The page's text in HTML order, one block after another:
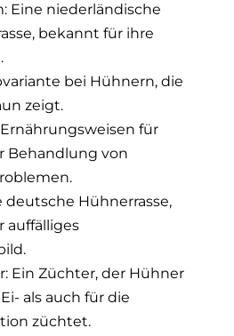
Eine niederländische
bekannt für ihre
bei Hühnern, die
zeigt.
für
Behandlung von
deutsche Hühnerrasse,
auffälliges
Ein Züchter, der Hühner
als auch für die
züchtet.